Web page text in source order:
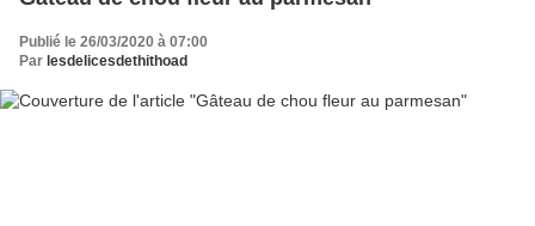
Publié le 26/03/2020 à 07:00
Par lesdelicesdethithoad